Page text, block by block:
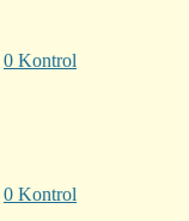
0 Kontrol
0 Kontrol